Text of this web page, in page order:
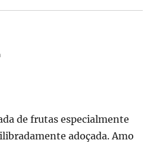
de frutas especialmente
adoçada. Amo